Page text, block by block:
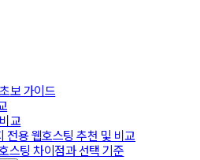
보 가이드
교
전용 웹호스팅 추천 및 비교
스팅 차이점과 선택 기준